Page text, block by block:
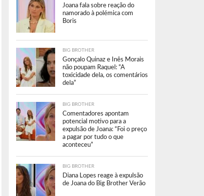
Joana fala sobre reação do
namorado à polémica com
Boris
BIG BROTHER
Gonçalo Quinaz e Inês Morais
não poupam Raquel: “A
toxicidade dela, os comentários
dela”
BIG BROTHER
Comentadores apontam
potencial motivo para a
expulsão de Joana: “Foi o preço
a pagar por tudo o que
aconteceu”
BIG BROTHER
Diana Lopes reage à expulsão
de Joana do Big Brother Verão